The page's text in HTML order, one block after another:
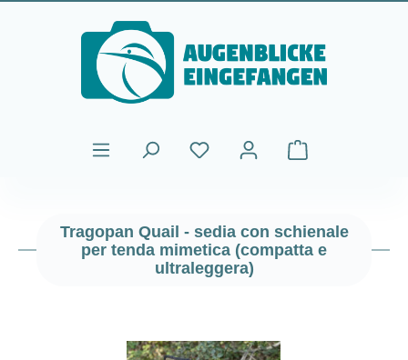
Passa al contenuto principale
Il carrello
Tragopan Quail - sedia con schienale
per tenda mimetica (compatta e
ultraleggera)